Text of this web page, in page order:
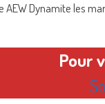
AEW Dynamite les
Pour